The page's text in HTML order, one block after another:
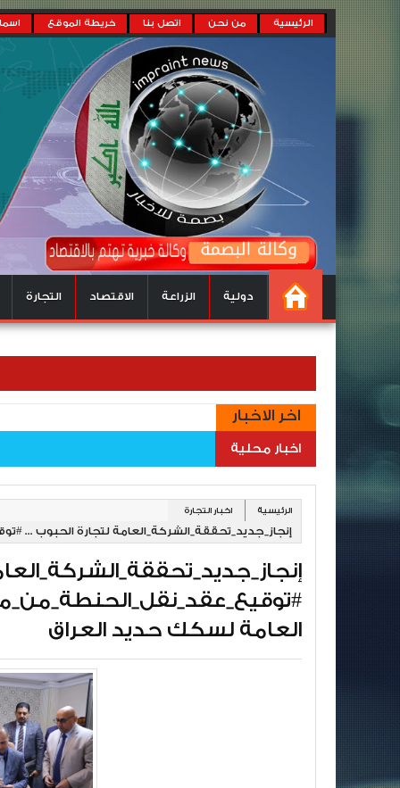
الرئيسية من نحن اتصل بنا خريطة الموقع
دولية الزراعة الاقتصاد التجارة
اخر الاخبار
اخبار محلية
الرئيسية اخبار التجارة
العامة لسكك حديد العراق